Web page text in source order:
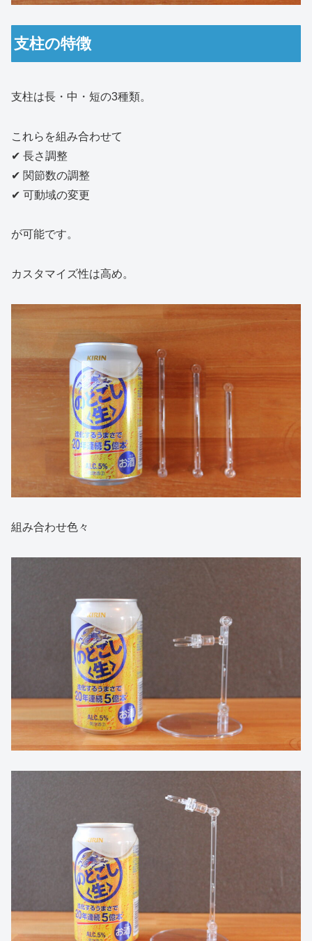
支柱の特徴
支柱は長・中・短の3種類。
これらを組み合わせて
✔ 長さ調整
✔ 関節数の調整
✔ 可動域の変更
が可能です。
カスタマイズ性は高め。
組み合わせ色々